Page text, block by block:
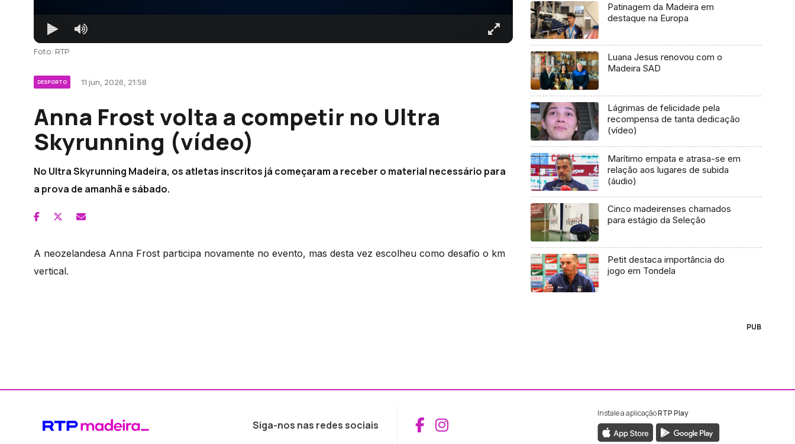
Foto: RTP
DESPORTO 11 jun, 2026, 21:58
Anna Frost volta a competir no Ultra
Skyrunning (vídeo)
No Ultra Skyrunning Madeira, os atletas inscritos já começaram a receber o material necessário para
a prova de amanhã e sábado.
A neozelandesa Anna Frost participa novamente no evento, mas desta vez escolheu como desafio o km
vertical.
Patinagem da Madeira em
destaque na Europa
Luana Jesus renovou com o
Madeira SAD
Lágrimas de felicidade pela
recompensa de tanta dedicação
(vídeo)
Marítimo empata e atrasa-se em
relação aos lugares de subida
(áudio)
Cinco madeirenses chamados
para estágio da Seleção
Petit destaca importância do
jogo em Tondela
PUB
Siga-nos nas redes sociais Aceder ao Facebook da RTP Madeira
Aceder ao Instagram da RTP Madeira
Instale a aplicaçãoRTP Play